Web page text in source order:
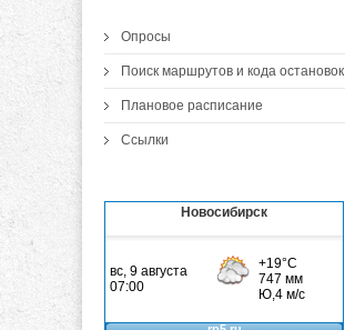
Опросы
Поиск маршрутов и кода остановок
Плановое расписание
Ссылки
Новосибирск